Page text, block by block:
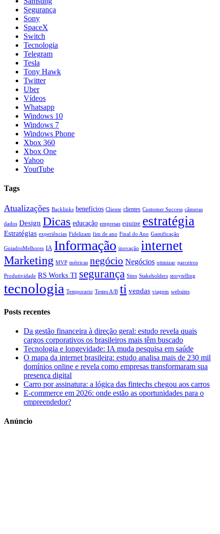
Segurança
Sony
SpaceX
Switch
Tecnologia
Telegram
Tesla
Tony Hawk
Twitter
Uber
Vídeos
Whatsapp
Windows 10
Windows 7
Windows Phone
Xbox 360
Xbox One
Yahoo
YoutTube
Tags
Atualizações Backlinks benefícios Cliente clientes Customer Success câmeras
dados Design Dicas educação empresas equipe estratégia
Estratégias experiências Fidelizam fim de ano Final do Ano Gamificação
GuiadosMelhores IA Informação inovação internet
Marketing MVP métricas negócio Negócios otimizar parceiros
Produtividade RS Works TI segurança Sites Stakeholders storytelling
tecnologia Temporario Testes A/B ti vendas viagem websites
Posts recentes
Da gestão financeira à direção geral: estudo revela quais
cargos corporativos os brasileiros mais têm buscado
Tecnologia e longevidade: IA muda pesquisa em saúde
O mapa da internet brasileira: estudo analisa mais de 230 mil
domínios online e revela como empresas transformaram sua
presença digital
Carro por assinatura: a lógica das fintechs chegou aos carros
E-commerce em 2026: onde estão as oportunidades para o
empreendedor?
Anúncio